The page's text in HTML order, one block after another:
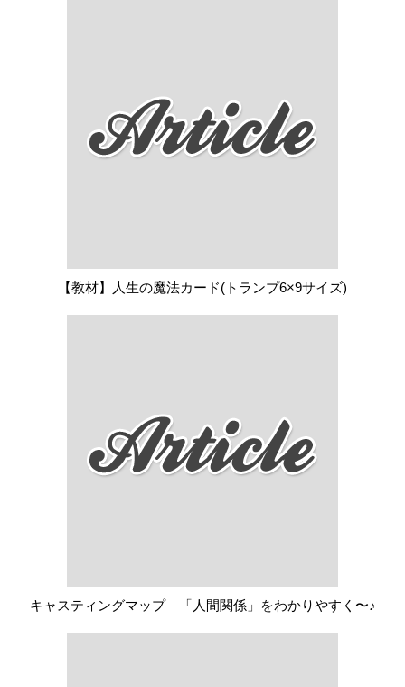
【教材】人生の魔法カード(トランプ6×9サイズ)
キャスティングマップ 「人間関係」をわかりやすく〜♪